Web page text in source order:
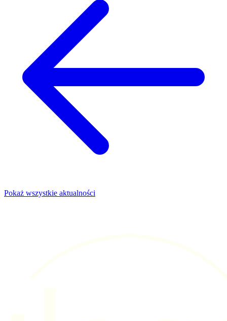
Pokaż wszystkie aktualności